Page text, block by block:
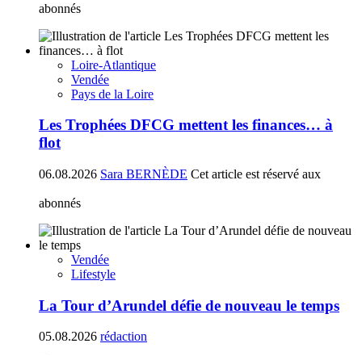
abonnés
Loire-Atlantique
Vendée
Pays de la Loire
Les Trophées DFCG mettent les finances… à
flot
06.08.2026 Sara BERNÈDE Cet article est réservé aux
abonnés
Vendée
Lifestyle
La Tour d’Arundel défie de nouveau le temps
05.08.2026 rédaction